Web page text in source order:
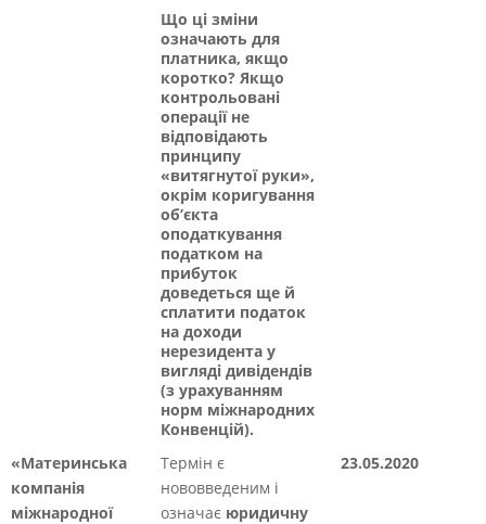
Що ці зміни
означають для
платника, якщо
коротко? Якщо
контрольовані
операції не
відповідають
принципу
«витягнутої руки»,
окрім коригування
об’єкта
оподаткування
податком на
прибуток
доведеться ще й
сплатити податок
на доходи
нерезидента у
вигляді дивідендів
(з урахуванням
норм міжнародних
Конвенцій).
«Материнська
компанія
міжнародної
Термін є
нововведеним і
означає юридичну
23.05.2020